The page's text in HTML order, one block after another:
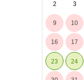
2 3
9 10
16 17
23 24